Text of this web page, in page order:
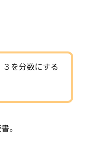
３を分数にする
。